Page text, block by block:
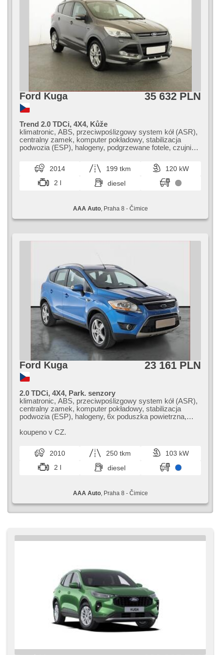
osvětlení interiéru, el. otwieranie bagażnika, el. lusterka,
podgrzewane lusterka, przyciemniane szyby, hak
holowniczy, felgi aluminiowe, czujnik ciśnienia opon
Ford Kuga 35 632 PLN
Trend 2.0 TDCi, 4X4, Kůže
klimatronic, ABS, przeciwpoślizgowy system kół (ASR),
centralny zamek, komputer pokładowy, stabilizacja
podwozia (ESP), halogeny, podgrzewane fotele, czujnik
parkowanie, podgrzewana przednia szyba,
wspomaganie układu kierowniczego, el. opuszczane
szyby, relingi dachowe, radio fabryczne, manualna
skrzynia biegów, napęd 4x4
2014 199 tkm
120 kW
2 l
diesel
AAA Auto, Praha 8 - Čimice
Ford Kuga 23 161 PLN
2.0 TDCi, 4X4, Park. senzory
klimatronic, ABS, przeciwpoślizgowy system kół (ASR),
centralny zamek, komputer pokładowy, stabilizacja
podwozia (ESP), halogeny, 6x poduszka powietrzna,
wspomaganie układu kierowniczego, el. opuszczane
skrzynia biegów, napęd 4x4
koupeno v CZ.
2010 250 tkm
103 kW
2 l
diesel
AAA Auto, Praha 8 - Čimice